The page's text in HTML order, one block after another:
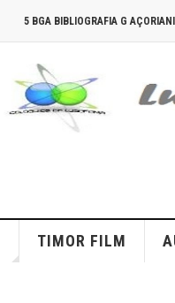
5 BGA BIBLIOGRAFIA G
TIMOR FILM